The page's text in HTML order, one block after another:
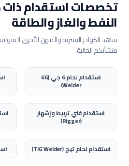
تخصصات استقدام
النفط والغاز والطاقة
شاهد الكوادر البشرية والمهن الأخرى
منشأتكم الحالية.
استقدام لحام 6 جي (6G
Welder)
استقدامفني تربيط وإشهار
(Rigger)
استقداملحام تيج (TIG Welder)